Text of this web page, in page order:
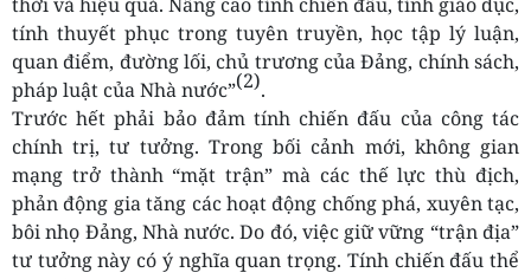
tính thuyết phục trong tuyên truyền, học tập lý luận,
quan điểm, đường lối, chủ trương của Đảng, chính sách,
pháp luật của Nhà nước”(2).
Trước hết phải bảo đảm tính chiến đấu của công tác
chính trị, tư tưởng. Trong bối cảnh mới, không gian
mạng trở thành “mặt trận” mà các thế lực thù địch,
phản động gia tăng các hoạt động chống phá, xuyên tạc,
bôi nhọ Đảng, Nhà nước. Do đó, việc giữ vững “trận địa”
tư tưởng này có ý nghĩa quan trọng. Tính chiến đấu thể